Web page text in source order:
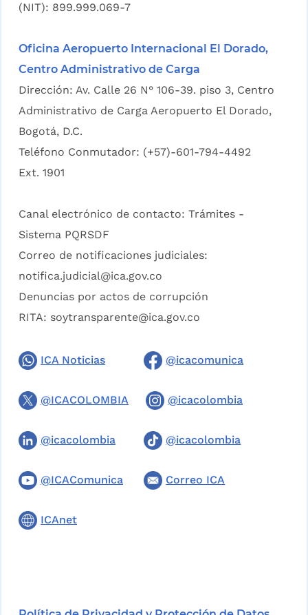
(NIT): 899.999.069-7
Oficina Aeropuerto Internacional El Dorado,
Centro Administrativo de Carga
Dirección: Av. Calle 26 N° 106-39. piso 3, Centro
Administrativo de Carga Aeropuerto El Dorado,
Bogotá, D.C.
Teléfono Conmutador: (+57)-601-794-4492
Ext. 1901
Canal electrónico de contacto: Trámites -
Sistema PQRSDF
Correo de notificaciones judiciales:
notifica.judicial@ica.gov.co
Denuncias por actos de corrupción
RITA: soytransparente@ica.gov.co
ICA Noticias @icacomunica
@ICACOLOMBIA @icacolombia
@icacolombia @icacolombia
@ICAComunica Correo ICA
ICAnet